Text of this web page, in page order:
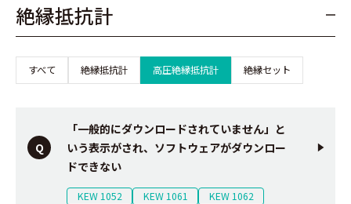
絶縁抵抗計
すべて 絶縁抵抗計 高圧絶縁抵抗計 絶縁セット
「一般的にダウンロードされていません」と
いう表示がされ、ソフトウェアがダウンロー
ドできない
KEW 1052 KEW 1061
KEW 1062